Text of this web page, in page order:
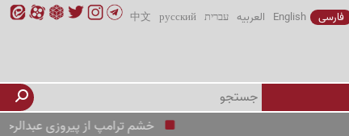
فارسی English العربیه עברית русский
中文
خشم ترامپ از پیروزی